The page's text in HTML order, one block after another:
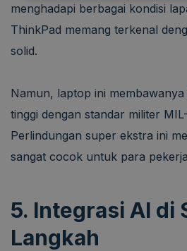
menghadapi berbagai kondisi
ThinkPad memang terkenal
solid.
Namun, laptop ini
tinggi dengan standar militer
Perlindungan super ekstra ini
sangat cocok untuk para
5. Integrasi AI di
Langkah